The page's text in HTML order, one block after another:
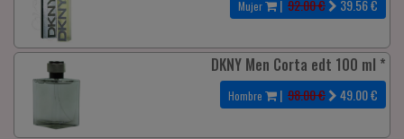
Mujer | 92.00 € 39.56€
DKNY Men Corta edt 100 ml *
Hombre | 98.00 € 49.00€